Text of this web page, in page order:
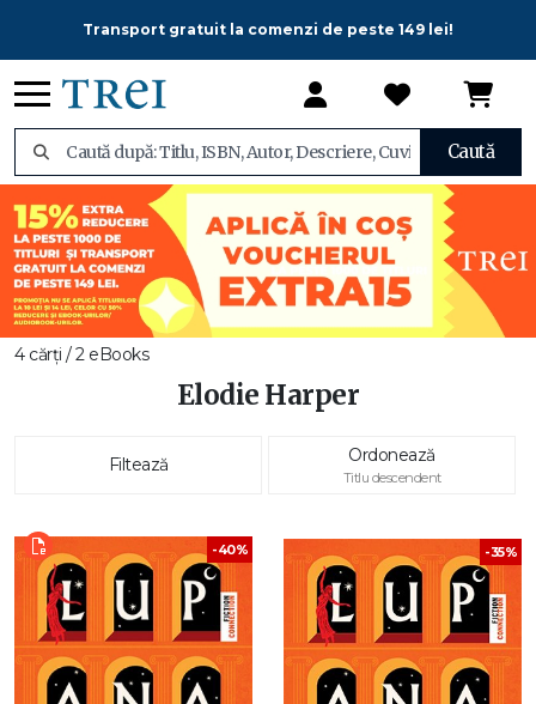
Transport gratuit la comenzi de peste 149 lei!
Caută
4 cărți / 2 eBooks
Elodie Harper
Filtează Ordonează
Titlu descendent
-40% -35%